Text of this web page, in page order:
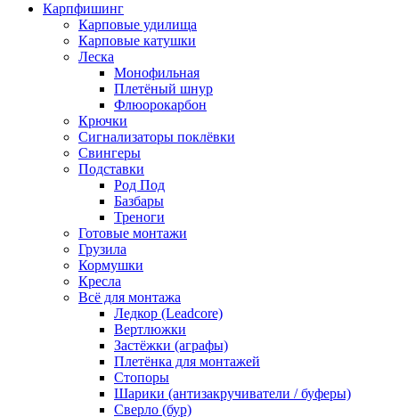
Карпфишинг
Карповые удилища
Карповые катушки
Леска
Монофильная
Плетёный шнур
Флюорокарбон
Крючки
Сигнализаторы поклёвки
Свингеры
Подставки
Род Под
Базбары
Треноги
Готовые монтажи
Грузила
Кормушки
Кресла
Всё для монтажа
Ледкор (Leadcore)
Вертлюжки
Застёжки (аграфы)
Плетёнка для монтажей
Стопоры
Шарики (антизакручиватели / буферы)
Сверло (бур)